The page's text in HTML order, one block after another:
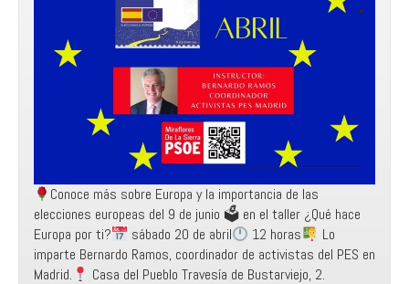
Conoce más sobre Europa y la importancia de las
elecciones europeas del 9 de junio 🗳 en el taller ¿Qué hace
Europa por ti?
sábado 20 de abril 12 horas
Lo
imparte Bernardo Ramos, coordinador de activistas del PES en
Madrid.
Casa del Pueblo Travesía de Bustarviejo, 2.